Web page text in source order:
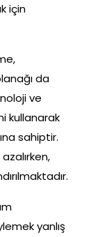
için
da
ve
kullanarak
sahiptir.
yanlış